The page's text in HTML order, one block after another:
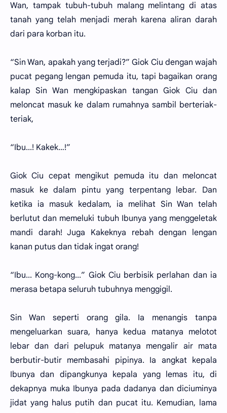
Wan, tampak tubuh-tubuh malang melintang di atas
tanah yang telah menjadi merah karena aliran darah
dari para korban itu.
“Sin Wan, apakah yang terjadi?” Giok Ciu dengan wajah
pucat pegang lengan pemuda itu, tapi bagaikan orang
kalap Sin Wan mengkipaskan tangan Giok Ciu dan
meloncat masuk ke dalam rumahnya sambil berteriak-
teriak,
“Ibu...! Kakek…!”
Giok Ciu cepat mengikut pemuda itu dan meloncat
masuk ke dalam pintu yang terpentang lebar. Dan
ketika ia masuk kedalam, ia melihat Sin Wan telah
berlutut dan memeluki tubuh Ibunya yang menggeletak
mandi darah! Juga Kakeknya rebah dengan lengan
kanan putus dan tidak ingat orang!
“Ibu... Kong-kong...” Giok Ciu berbisik perlahan dan ia
merasa betapa seluruh tubuhnya menggigil.
Sin Wan seperti orang gila. Ia menangis tanpa
mengeluarkan suara, hanya kedua matanya melotot
lebar dan dari pelupuk matanya mengalir air mata
berbutir-butir membasahi pipinya. Ia angkat kepala
Ibunya dan dipangkunya kepala yang lemas itu, di
dekapnya muka Ibunya pada dadanya dan diciuminya
jidat yang halus putih dan pucat itu. Kemudian, lama